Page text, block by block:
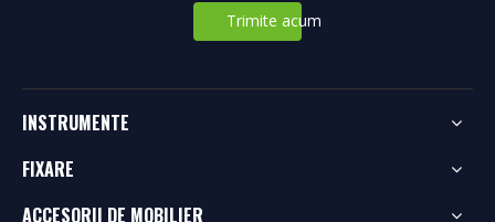
Trimite acum
INSTRUMENTE
FIXARE
ACCESORII DE MOBILIER